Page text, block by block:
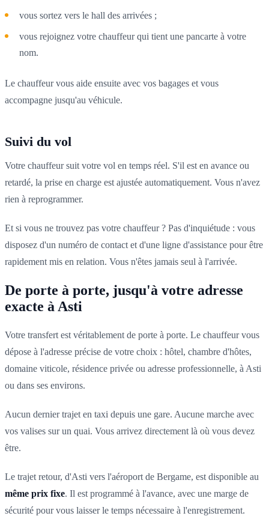
vous sortez vers le hall des arrivées ;
vous rejoignez votre chauffeur qui tient une pancarte à votre
nom.
Le chauffeur vous aide ensuite avec vos bagages et vous
accompagne jusqu'au véhicule.
Suivi du vol
Votre chauffeur suit votre vol en temps réel. S'il est en avance ou
retardé, la prise en charge est ajustée automatiquement. Vous n'avez
rien à reprogrammer.
Et si vous ne trouvez pas votre chauffeur ? Pas d'inquiétude : vous
disposez d'un numéro de contact et d'une ligne d'assistance pour être
rapidement mis en relation. Vous n'êtes jamais seul à l'arrivée.
De porte à porte, jusqu'à votre adresse
exacte à Asti
Votre transfert est véritablement de porte à porte. Le chauffeur vous
dépose à l'adresse précise de votre choix : hôtel, chambre d'hôtes,
domaine viticole, résidence privée ou adresse professionnelle, à Asti
ou dans ses environs.
Aucun dernier trajet en taxi depuis une gare. Aucune marche avec
vos valises sur un quai. Vous arrivez directement là où vous devez
être.
Le trajet retour, d'Asti vers l'aéroport de Bergame, est disponible au
même prix fixe. Il est programmé à l'avance, avec une marge de
sécurité pour vous laisser le temps nécessaire à l'enregistrement.